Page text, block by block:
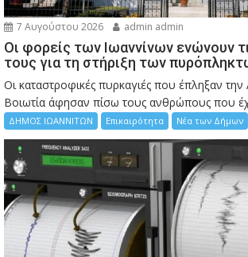
7 Αυγούστου 2026 admin admin
Οι φορείς των Ιωαννίνων ενώνουν
τους για τη στήριξη των
Οι καταστροφικές πυρκαγιές που έπληξαν την
Bοιωτία άφησαν πίσω τους ανθρώπους που
ΔΗΜΟΣ ΙΩΑΝΝΙΤΩΝ Επικαιρότητα Νέα των Δήμων